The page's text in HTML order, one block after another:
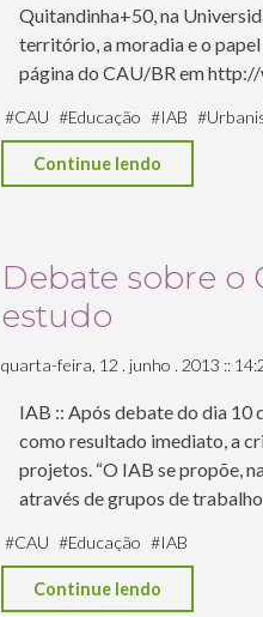
Quitandinha+50, na
território, a moradia e o
página do CAU/BR em
#CAU #Educação #IAB #
Continue lendo
|
+50
Debate sobre o
estudo
quarta-feira, 12 . junho . 2013 ::
IAB :: Após debate do dia 10
como resultado imediato, a
projetos. “O IAB se propõe,
através de grupos de
#CAU #Educação #IAB
Continue lendo